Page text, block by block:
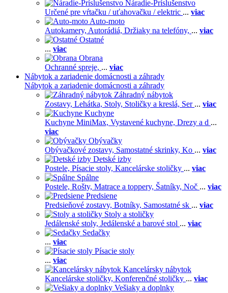
Náradie-Príslušenstvo
Určené pre vŕtačku / uťahovačku / elektric ... viac
Auto-moto
Autokamery, Autorádiá, Držiaky na telefóny, ... viac
Ostatné
... viac
Obrana
Ochranné spreje, ... viac
Nábytok a zariadenie domácnosti a záhrady
Nábytok a zariadenie domácnosti a záhrady
Záhradný nábytok
Zostavy, Lehátka, Stoly, Stoličky a kreslá, Ser ... viac
Kuchyne
Kuchyne MiniMax, Vystavené kuchyne, Drezy a d ...
viac
Obývačky
Obývačkové zostavy, Samostatné skrinky, Ko ... viac
Detské izby
Postele, Písacie stoly, Kancelárske stoličky ... viac
Spálne
Postele, Rošty, Matrace a toppery, Šatníky, Noč ... viac
Predsiene
Predsieňové zostavy, Botníky, Samostatné sk ... viac
Stoly a stoličky
Jedálenské stoly, Jedálenské a barové stol ... viac
Sedačky
... viac
Písacie stoly
... viac
Kancelársky nábytok
Kancelárske stoličky, Konferenčné stoličky ... viac
Vešiaky a doplnky